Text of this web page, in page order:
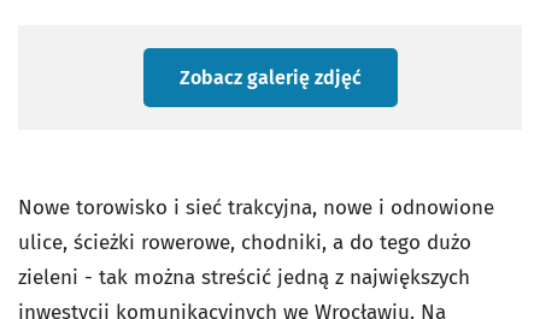
Zobacz galerię zdjęć
Nowe torowisko i sieć trakcyjna, nowe i odnowione
ulice, ścieżki rowerowe, chodniki, a do tego dużo
zieleni - tak można streścić jedną z największych
inwestycji komunikacyjnych we Wrocławiu. Na